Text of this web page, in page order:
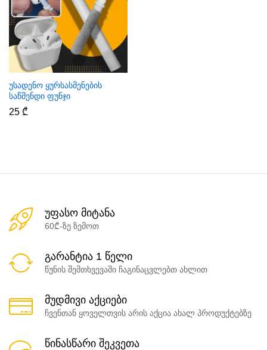
უსადენო ყურსასმენების
საწმენდი ფუნჯი
25 ₾
უფასო მიტანა
60₾-ზე ზემოთ
გარანტია 1 წელი
წუნის შემთხვევაში ჩაგინაცვლებთ ახლით
მუდმივი აქციები
ჩვენთან ყოველთვის არის აქცია ახალ პროდუქტებზე
წინასწარი შეკვეთა